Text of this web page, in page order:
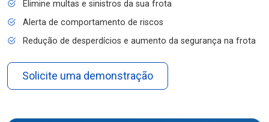
Elimine multas e sinistros da sua frota
Alerta de comportamento de riscos
Redução de desperdícios e aumento da segurança na frota
Solicite uma demonstração